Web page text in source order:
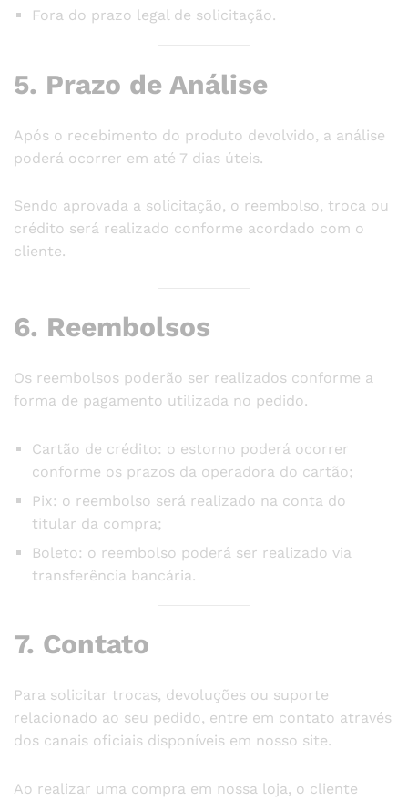
Fora do prazo legal de solicitação.
5. Prazo de Análise
Após o recebimento do produto devolvido, a análise
poderá ocorrer em até 7 dias úteis.
Sendo aprovada a solicitação, o reembolso, troca ou
crédito será realizado conforme acordado com o
cliente.
6. Reembolsos
Os reembolsos poderão ser realizados conforme a
forma de pagamento utilizada no pedido.
Cartão de crédito: o estorno poderá ocorrer
conforme os prazos da operadora do cartão;
Pix: o reembolso será realizado na conta do
titular da compra;
Boleto: o reembolso poderá ser realizado via
transferência bancária.
7. Contato
Para solicitar trocas, devoluções ou suporte
relacionado ao seu pedido, entre em contato através
dos canais oficiais disponíveis em nosso site.
Ao realizar uma compra em nossa loja, o cliente